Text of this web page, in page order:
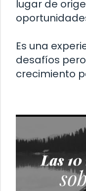
lugar de
Es una
desafíos
crecimiento